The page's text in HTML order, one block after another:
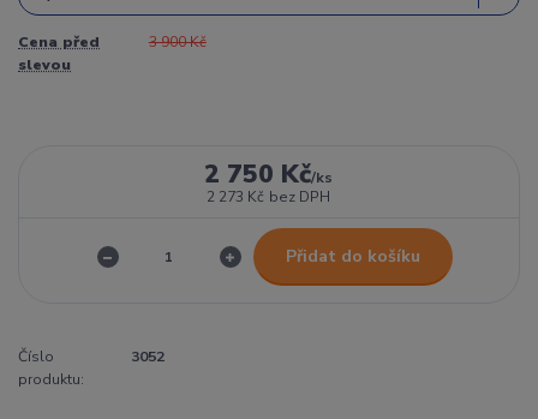
Cena před
slevou
3 900 Kč
2 750 Kč/ks
2 273 Kč bez DPH
Přidat do košíku
Číslo
produktu:
3052